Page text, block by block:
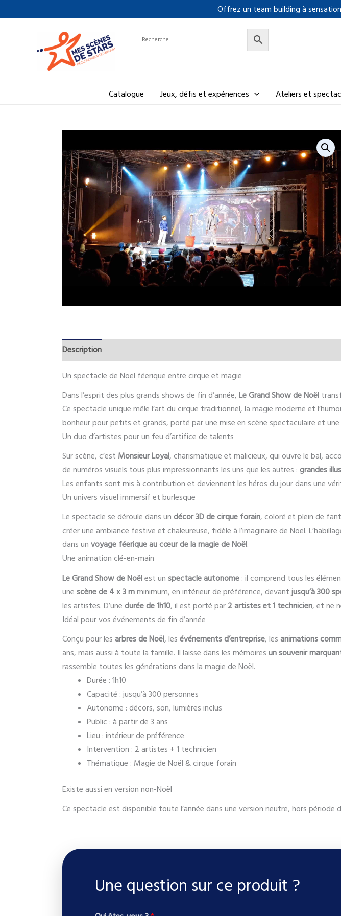
Offrez un team building à
au
Catalogue Jeux, défis et expériences Ateliers et
Description
Un spectacle de Noël féerique entre cirque et magie
Dans l’esprit des plus grands shows de fin d’année, Le Grand Show de Noël
Ce spectacle unique mêle l’art du cirque traditionnel, la magie moderne et
bonheur pour petits et grands, porté par une mise en scène spectaculaire et
Un duo d’artistes pour un feu d’artifice de talents
Sur scène, c’est Monsieur Loyal, charismatique et malicieux, qui ouvre le bal,
de numéros visuels tous plus impressionnants les uns que les autres : grandes
Les enfants sont mis à contribution et deviennent les héros du jour dans une
Un univers visuel immersif et burlesque
Le spectacle se déroule dans un décor 3D de cirque forain, coloré et plein de
créer une ambiance festive et chaleureuse, fidèle à l’imaginaire de Noël.
dans un voyage féerique au cœur de la magie de Noël.
Une animation clé-en-main
Le Grand Show de Noëlest un spectacle autonome : il comprend tous les
une scène de 4 x 3 mminimum, en intérieur de préférence, devant jusqu’à 300
les artistes. D’une durée de 1h10, il est porté par 2 artistes et 1 technicien, et ne
Idéal pour vos événements de fin d’année
Conçu pour les arbres de Noël, les événements d’entreprise, les animations
ans, mais aussi à toute la famille. Il laisse dans les mémoires un souvenir
rassemble toutes les générations dans la magie de Noël.
Durée : 1h10
Capacité : jusqu’à 300 personnes
Autonome : décors, son, lumières inclus
Public : à partir de 3 ans
Lieu : intérieur de préférence
Intervention : 2 artistes + 1 technicien
Thématique : Magie de Noël & cirque forain
Existe aussi en version non-Noël
Ce spectacle est disponible toute l’année dans une version neutre, hors
Une question sur ce produit ?